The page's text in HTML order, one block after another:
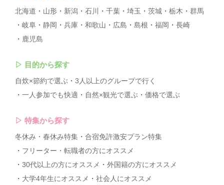
北海道 山形 新潟 石川 千葉 埼玉 茨城 栃木
群馬
岐阜
静岡 兵庫 和歌山 広島 島根 福岡
長崎
鹿児島
▷ 目的から探す
自炊×節約で選ぶ
3人以上のグループで行く
一人参加でも快適
自然×観光で選ぶ 価格で選ぶ
▷ 特集から探す
冬休み・春休み特集
合宿免許激安プラン特集
フリーター・転職者の方にオススメ
30代以上の方にオススメ
外国籍の方にオススメ
大学4年生にオススメ
社会人にオススメ